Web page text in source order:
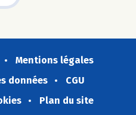
Mentions légales
données
CGU
Plan du site